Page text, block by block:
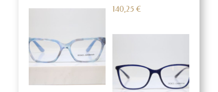
140,25 €